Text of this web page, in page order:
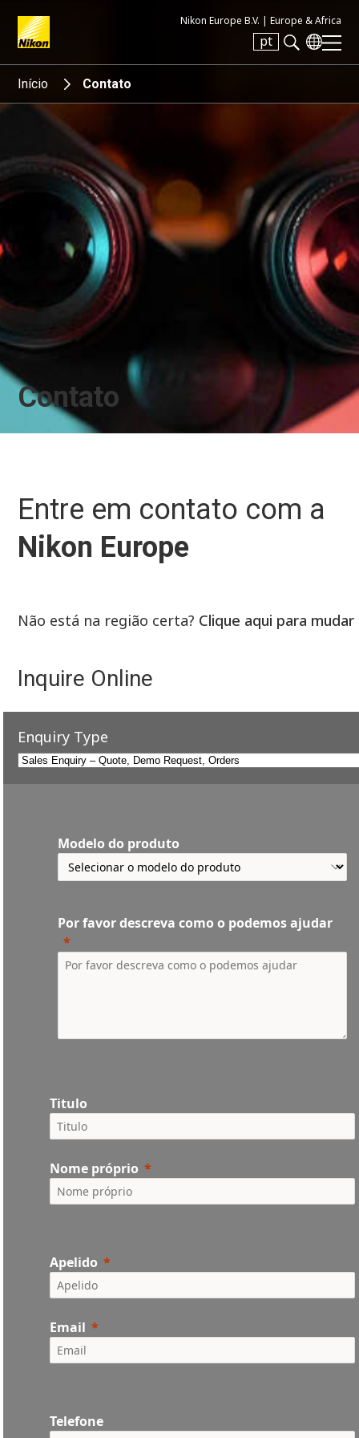
Nikon Europe B.V. | Europe & Africa
pt
Search keyword(s)
Início Contato
Contato
Entre em contato com a
Nikon Europe
Não está na região certa? Clique aqui para mudar
Inquire Online
Enquiry Type
Modelo do produto
Por favor descreva como o podemos ajudar
Titulo
Nome próprio
Apelido
Email
Telefone